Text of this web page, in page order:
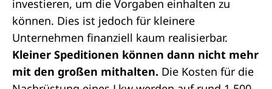
investieren, um die Vorgaben einhalten zu
können. Dies ist jedoch für kleinere
Unternehmen finanziell kaum realisierbar.
Kleiner Speditionen können dann nicht mehr
mit den großen mithalten. Die Kosten für die